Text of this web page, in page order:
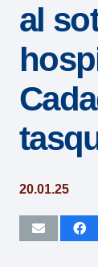
al
20.01.25